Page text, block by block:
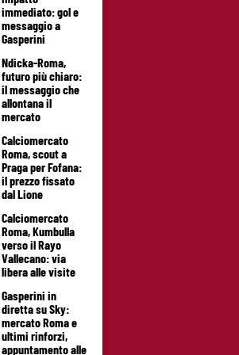
immediato: gol e
messaggio a
Gasperini
Ndicka-Roma,
futuro più chiaro:
il messaggio che
allontana il
mercato
Calciomercato
Roma, scout a
Praga per Fofana:
il prezzo fissato
dal Lione
Calciomercato
Roma, Kumbulla
verso il Rayo
Vallecano: via
libera alle visite
Gasperini in
diretta su Sky:
mercato Roma e
ultimi rinforzi,
appuntamento alle